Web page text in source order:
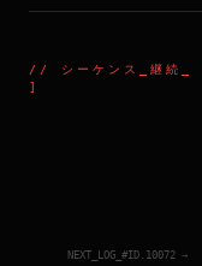
// シーケンス_継続
_
]
NEXT_LOG_#ID. 10072 →